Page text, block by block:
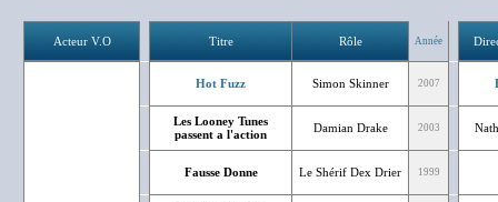
Acteur V.O Titre Rôle Année
Hot Fuzz Simon Skinner 2007
Les Looney Tunes
passent a l'action
Damian Drake 2003
Fausse Donne Le Shérif Dex Drier 1999